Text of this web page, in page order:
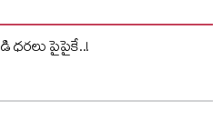
ధరలు పైపైకే..!